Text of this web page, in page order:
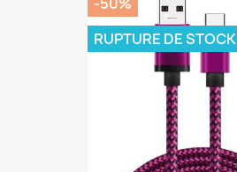
RUPTURE DE STOCK